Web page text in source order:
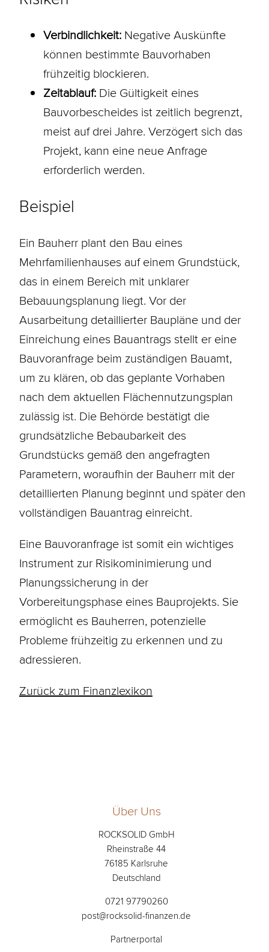
Verbindlichkeit:Negative Auskünfte
können bestimmte Bauvorhaben
frühzeitig blockieren.
Zeitablauf:Die Gültigkeit eines
Bauvorbescheides ist zeitlich begrenzt,
meist auf drei Jahre. Verzögert sich das
Projekt, kann eine neue Anfrage
erforderlich werden.
Beispiel
Ein Bauherrplant den Bau eines
Mehrfamilienhauses auf einem Grundstück,
das in einem Bereich mit unklarer
Bebauungsplanung liegt. Vor der
Ausarbeitung detaillierter Baupläne und der
Einreichung eines Bauantrags stellt er eine
Bauvoranfrage beim zuständigen Bauamt,
um zu klären, ob das geplante Vorhaben
nach dem aktuellen Flächennutzungsplan
zulässig ist. Die Behörde bestätigt die
grundsätzliche Bebaubarkeit des
Grundstücks gemäß den angefragten
Parametern, woraufhin der Bauherr mit der
detaillierten Planung beginnt und später den
vollständigen Bauantrag einreicht.
Eine Bauvoranfrage ist somit ein wichtiges
Instrument zur Risikominimierung und
Planungssicherung in der
Vorbereitungsphase eines Bauprojekts. Sie
ermöglicht es Bauherren, potenzielle
Probleme frühzeitig zu erkennen und zu
adressieren.
Zurück zum Finanzlexikon
Über Uns
ROCKSOLID GmbH
Rheinstraße 44
76185 Karlsruhe
Deutschland
0721 97790260
post@rocksolid-finanzen.de
Partnerportal